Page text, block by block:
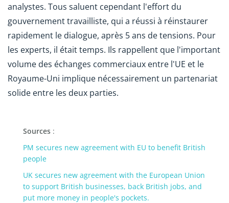
analystes. Tous saluent cependant l'effort du
gouvernement travailliste, qui a réussi à réinstaurer
rapidement le dialogue, après 5 ans de tensions. Pour
les experts, il était temps. Ils rappellent que l'important
volume des échanges commerciaux entre l'UE et le
Royaume-Uni implique nécessairement un partenariat
solide entre les deux parties.
Sources :
PM secures new agreement with EU to benefit British
people
UK secures new agreement with the European Union
to support British businesses, back British jobs, and
put more money in people's pockets.